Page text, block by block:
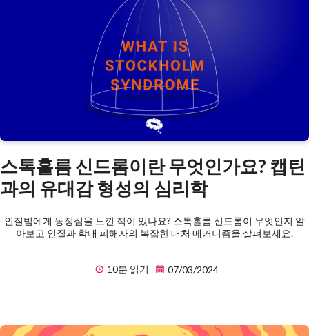
스톡홀름 신드롬이란 무엇인가요? 캡틴
과의 유대감 형성의 심리학
인질범에게 동정심을 느낀 적이 있나요? 스톡홀름 신드롬이 무엇인지 알
아보고 인질과 학대 피해자의 복잡한 대처 메커니즘을 살펴보세요.
10분 읽기 07/03/2024